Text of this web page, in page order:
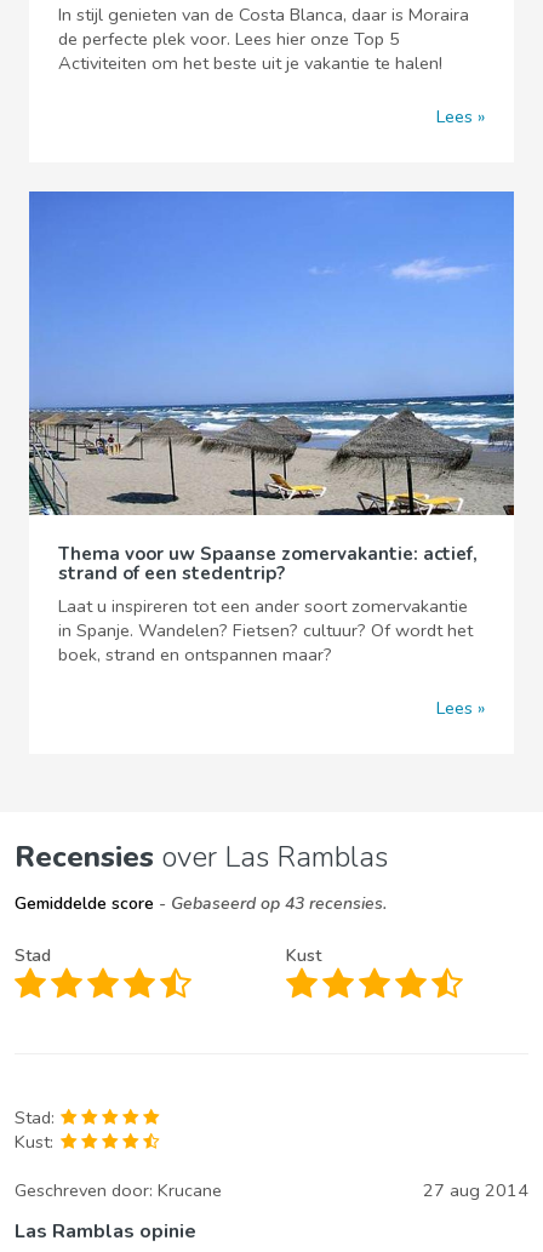
In stijl genieten van de Costa Blanca, daar is Moraira
de perfecte plek voor. Lees hier onze Top 5
Activiteiten om het beste uit je vakantie te halen!
Lees
Thema voor uw Spaanse zomervakantie: actief,
strand of een stedentrip?
Laat u inspireren tot een ander soort zomervakantie
in Spanje. Wandelen? Fietsen? cultuur? Of wordt het
boek, strand en ontspannen maar?
Lees
Recensies over Las Ramblas
Gemiddelde score - Gebaseerd op 43 recensies.
Stad Kust
Stad:
Kust:
Geschreven door: Krucane 27 aug 2014
Las Ramblas opinie